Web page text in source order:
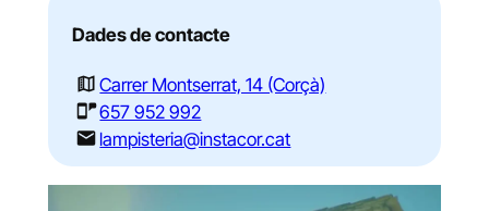
Dades de contacte
Carrer Montserrat, 14 (Corçà)
657 952 992
lampisteria@instacor.cat